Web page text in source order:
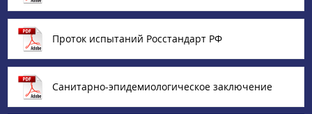
Проток испытаний Росстандарт РФ
Санитарно-эпидемиологическое заключение